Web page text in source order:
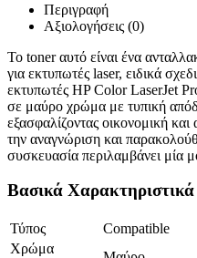
Περιγραφή
Αξιολογήσεις (0)
Το toner αυτό είναι ένα
για εκτυπωτές laser, ειδικά
εκτυπωτές HP Color LaserJet
σε μαύρο χρώμα με τυπική
εξασφαλίζοντας οικονομική
την αναγνώριση και
συσκευασία περιλαμβάνει μία
Βασικά Χαρακτηριστικά
Τύπος
Compatible
Χρώμα